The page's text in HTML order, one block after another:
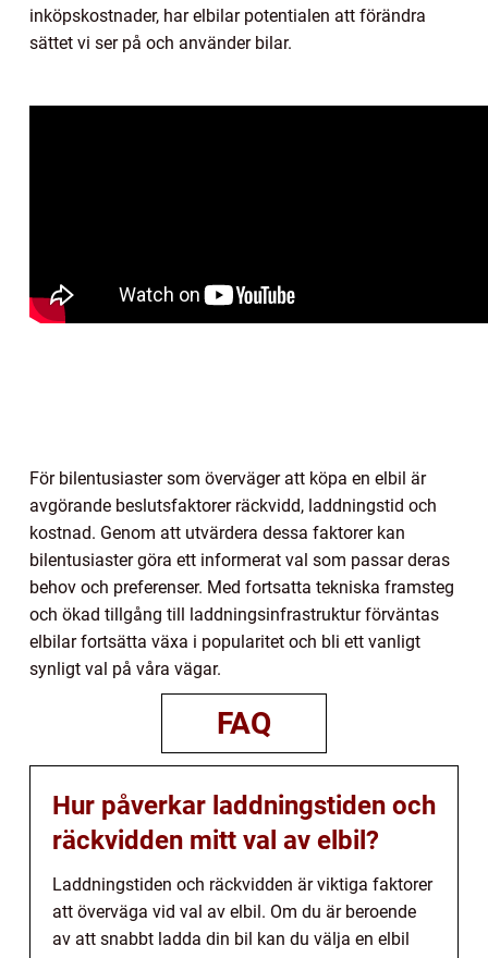
inköpskostnader, har elbilar potentialen att förändra
sättet vi ser på och använder bilar.
För bilentusiaster som överväger att köpa en elbil är
avgörande beslutsfaktorer räckvidd, laddningstid och
kostnad. Genom att utvärdera dessa faktorer kan
bilentusiaster göra ett informerat val som passar deras
behov och preferenser. Med fortsatta tekniska framsteg
och ökad tillgång till laddningsinfrastruktur förväntas
elbilar fortsätta växa i popularitet och bli ett vanligt
synligt val på våra vägar.
FAQ
Hur påverkar laddningstiden och
räckvidden mitt val av elbil?
Laddningstiden och räckvidden är viktiga faktorer
att överväga vid val av elbil. Om du är beroende
av att snabbt ladda din bil kan du välja en elbil